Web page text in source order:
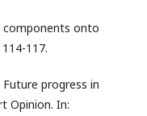
components onto
117.
Future progress in
Opinion. In: